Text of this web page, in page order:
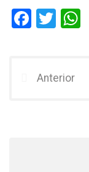
F
b
T
er
Anterior